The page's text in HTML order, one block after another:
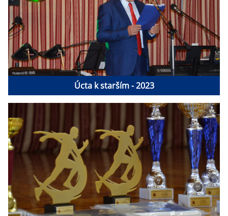
Úcta k starším - 2023